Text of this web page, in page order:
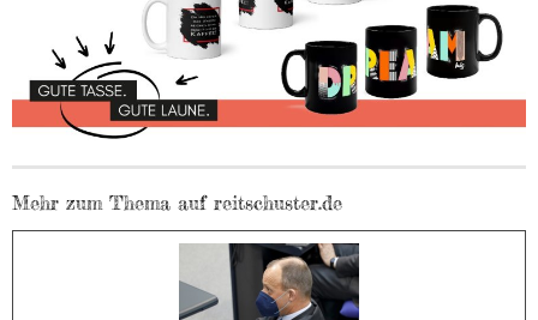
Mehr zum Thema auf reitschuster.de